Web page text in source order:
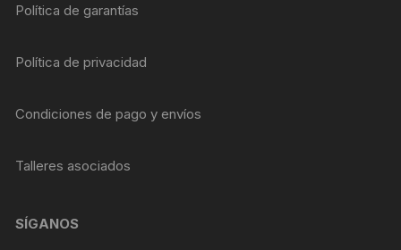
Política de garantías
Política de privacidad
Condiciones de pago y envíos
Talleres asociados
SÍGANOS